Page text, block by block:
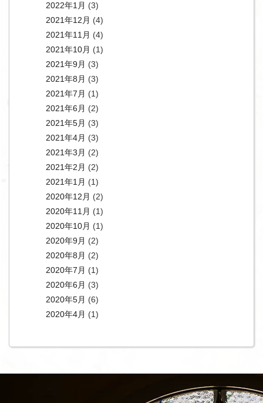
2022年1月 (3)
2021年12月 (4)
2021年11月 (4)
2021年10月 (1)
2021年9月 (3)
2021年8月 (3)
2021年7月 (1)
2021年6月 (2)
2021年5月 (3)
2021年4月 (3)
2021年3月 (2)
2021年2月 (2)
2021年1月 (1)
2020年12月 (2)
2020年11月 (1)
2020年10月 (1)
2020年9月 (2)
2020年8月 (2)
2020年7月 (1)
2020年6月 (3)
2020年5月 (6)
2020年4月 (1)